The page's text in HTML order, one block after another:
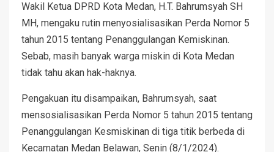
Wakil Ketua DPRD Kota Medan, H.T. Bahrumsyah SH
MH, mengaku rutin menyosialisasikan Perda Nomor 5
tahun 2015 tentang Penanggulangan Kemiskinan.
Sebab, masih banyak warga miskin di Kota Medan
tidak tahu akan hak-haknya.
Pengakuan itu disampaikan, Bahrumsyah, saat
mensosialisasikan Perda Nomor 5 tahun 2015 tentang
Penanggulangan Kesmiskinan di tiga titik berbeda di
Kecamatan Medan Belawan, Senin (8/1/2024).